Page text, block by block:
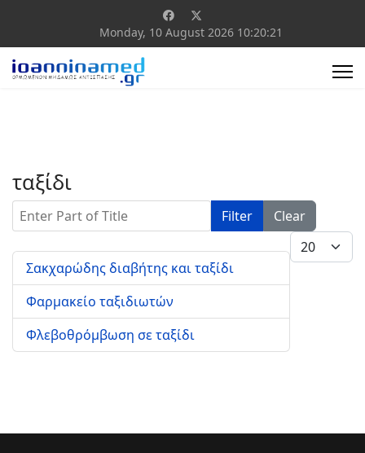
Monday, 10 August 2026 10:20:21
ταξίδι
Enter Part of Title Filter
Clear
Display #
Σακχαρώδης διαβήτης και ταξίδι
Φαρμακείο ταξιδιωτών
Φλεβοθρόμβωση σε ταξίδι